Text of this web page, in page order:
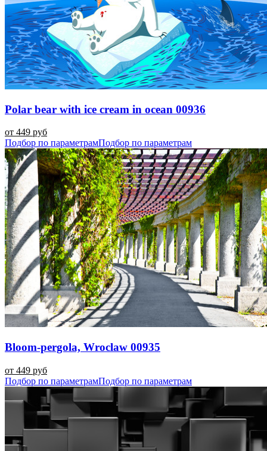
Polar bear with ice cream in ocean 00936
от 449 руб
Подбор по параметрамПодбор по параметрам
Bloom-pergola, Wroclaw 00935
от 449 руб
Подбор по параметрамПодбор по параметрам